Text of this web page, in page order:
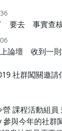
要去 事實查
論壇 收到一
社群闖關邀請
營 課程活動組員
與今年的社群